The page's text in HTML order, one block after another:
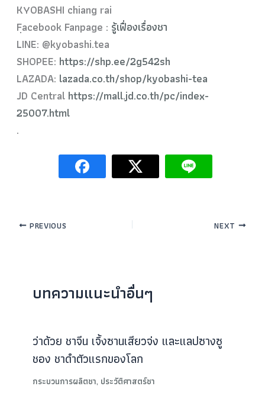
KYOBASHI chiang rai
Fฺacebook Fanpage : รู้เฟื่องเรื่องชา
LINE: @kyobashi.tea
SHOPEE: https://shp.ee/2g542sh
LAZADA: lazada.co.th/shop/kyobashi-tea
JD Central https://mall.jd.co.th/pc/index-
25007.html
.
PREVIOUS NEXT
บทความแนะนำอื่นๆ
ว่าด้วย ชาจีน เจิ้งซานเสียวจ่ง และแลปซางซู
ชอง ชาดำตัวแรกของโลก
กระบวนการผลิตชา, ประวัติศาสตร์ชา